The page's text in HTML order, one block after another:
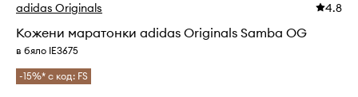
adidas Originals 4.8
Кожени маратонки adidas Originals Samba OG
в бяло IE3675
-15%* с код: FS